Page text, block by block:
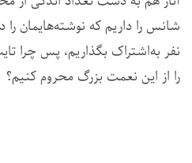
شانس را داریم که نوشته‌هایمان را
نفر به‌اشتراک بگذاریم، پس چرا
را از این نعمت بزرگ محروم کنیم؟